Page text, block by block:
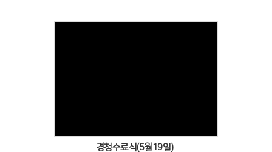
경청수료식(5월19일)